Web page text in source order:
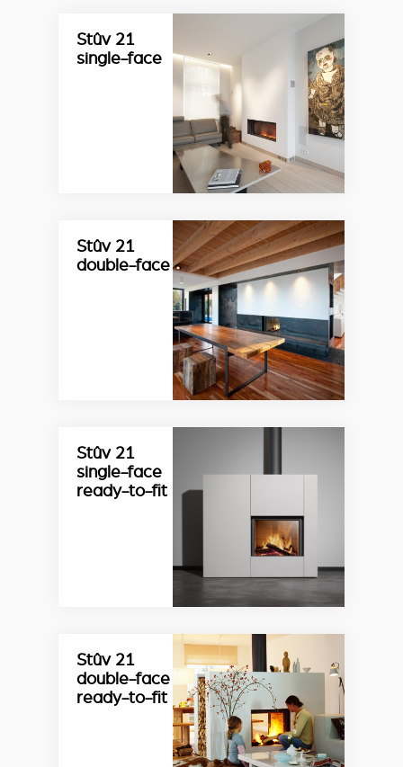
Stûv 21
single-face
Stûv 21
double-face
Stûv 21
single-face
ready-to-fit
Stûv 21
double-face
ready-to-fit